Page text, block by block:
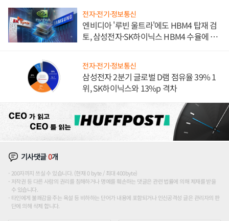
전자·전기·정보통신
엔비디아 '루빈 울트라'에도 HBM4 탑재 검
토, 삼성전자·SK하이닉스 HBM4 수율에 주
전자·전기·정보통신
삼성전자 2분기 글로벌 D램 점유율 39% 1
위, SK하이닉스와 13%p 격차
기사댓글0개
200자까지 쓰실 수 있습니다. (현재 0 byte / 최대 400byte)
저작권 등 다른 사람의 권리를 침해하거나 명예를 훼손하는 댓글은 관련 법률에 의해 제재를 받을
수 있습니다.
타인에게 불쾌감을 주는 욕설 등 비하하는 단어가 내용에 포함되거나 인신공격성 글은 관리자의 판
단에 의해 삭제 합니다.